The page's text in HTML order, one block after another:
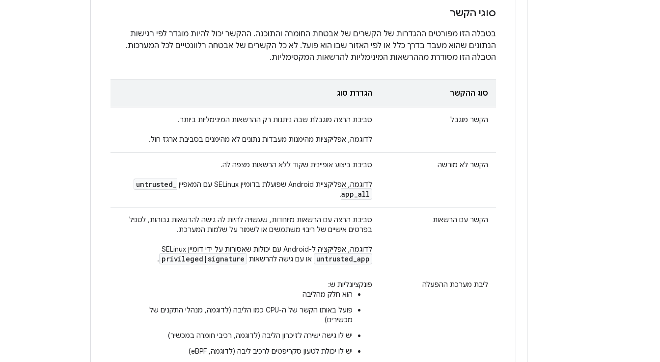
סוגי הקשר
בטבלה הזו מפורטים ההגדרות של הקשרים של אבטחת החומרה והתוכנה. ההקשר יכול להיות מוגדר לפי רגישות
הנתונים שהוא מעבד בדרך כלל או לפי האזור שבו הוא פועל. לא כל הקשרים של אבטחה רלוונטיים לכל המערכות.
הטבלה הזו מסודרת מההרשאות המינימליות להרשאות המקסימליות.
סוג ההקשר הגדרת סוג
הקשר מוגבל סביבת הרצה מוגבלת שבה ניתנות רק ההרשאות המינימליות ביותר.
לדוגמה, אפליקציות מהימנות מעבדות נתונים לא מהימנים בסביבת ארגז חול.
הקשר לא מורשה סביבת ביצוע אופיינית שקוד ללא הרשאות מצפה לה.
לדוגמה, אפליקציית Android שפועלת בדומיין SELinux עם המאפיין untrusted_
app_all
.
הקשר עם הרשאות
סביבת הרצה עם הרשאות מיוחדות, שעשויה להיות לה גישה להרשאות גבוהות, לטפל
בפרטים אישיים של ריבוי משתמשים או לשמור על שלמות המערכת.
לדוגמה, אפליקציה ל-Android עם יכולות שאסורות על ידי דומיין SELinux
untrusted_app או עם גישה להרשאות privileged |signature
.
ליבת מערכת ההפעלה
פונקציונליות ש:
הוא חלק מהליבה
פועל באותו הקשר של ה-CPU כמו הליבה (לדוגמה, מנהלי התקנים של
מכשירים)
יש לו גישה ישירה לזיכרון הליבה (לדוגמה, רכיבי חומרה במכשיר)
יש לו יכולת לטעון סקריפטים לרכיב ליבה (לדוגמה, eBPF)